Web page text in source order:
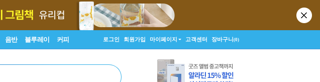
음반 블루레이 커피 로그인 회원가입 마이페이지 고객센터 장바구니(0)